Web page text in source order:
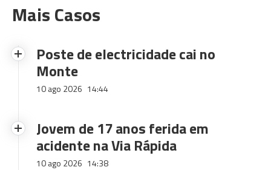
Mais Casos
Poste de electricidade cai no
Monte
10 ago 2026 14:44
Jovem de 17 anos ferida em
acidente na Via Rápida
10 ago 2026 14:38